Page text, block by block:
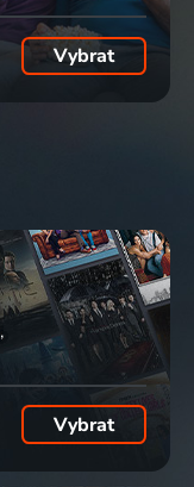
Vybrat
Vybrat